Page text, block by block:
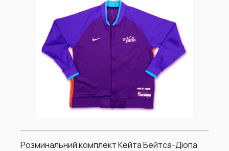
Розминальний комплект Кейта Бейтса-Діопа